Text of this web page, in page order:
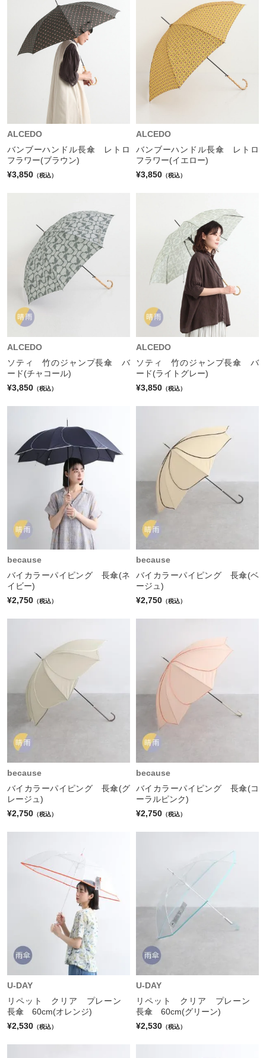
ALCEDO
バンブーハンドル長傘 レトロ
フラワー(ブラウン)
¥3,850 （税込）
ALCEDO
バンブーハンドル長傘 レトロ
フラワー(イエロー)
¥3,850 （税込）
ALCEDO
ソティ 竹のジャンプ長傘 バ
ード(チャコール)
¥3,850 （税込）
ALCEDO
ソティ 竹のジャンプ長傘 バ
ード(ライトグレー)
¥3,850 （税込）
because
バイカラーパイピング 長傘(ネ
イビー)
¥2,750 （税込）
because
バイカラーパイピング 長傘(ベ
ージュ)
¥2,750 （税込）
because
バイカラーパイピング 長傘(グ
レージュ)
¥2,750 （税込）
because
バイカラーパイピング 長傘(コ
ーラルピンク)
¥2,750 （税込）
U-DAY
リペット クリア プレーン
長傘 60cm(オレンジ)
¥2,530 （税込）
U-DAY
リペット クリア プレーン
長傘 60cm(グリーン)
¥2,530 （税込）